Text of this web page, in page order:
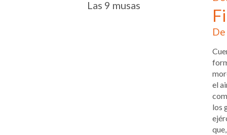
Las 9 musas
el
los